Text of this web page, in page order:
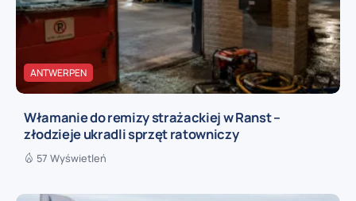
ANTWERPEN
Włamanie do remizy strażackiej w Ranst –
złodzieje ukradli sprzęt ratowniczy
57 Wyświetleń